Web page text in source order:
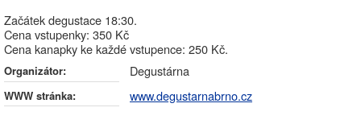
Začátek degustace 18:30.
Cena vstupenky: 350 Kč
Cena kanapky ke každé vstupence: 250 Kč.
Organizátor: Degustárna
WWW stránka: www.degustarnabrno.cz